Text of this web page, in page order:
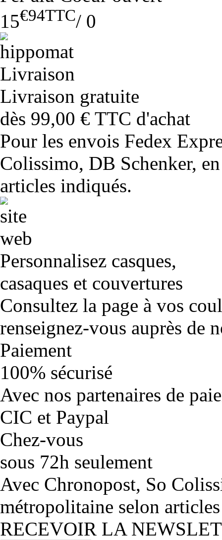
15€94TTC/ 0
Livraison gratuite
dès 99,00 € TTC d'achat
Pour les envois Fedex
Colissimo, DB Schenker,
articles indiqués.
Personnalisez casques,
casaques et couvertures
Consultez la page à vos
renseignez-vous auprès de
Paiement
100% sécurisé
Avec nos partenaires de
CIC et Paypal
Chez-vous
sous 72h seulement
Avec Chronopost, So
métropolitaine selon
RECEVOIR LA